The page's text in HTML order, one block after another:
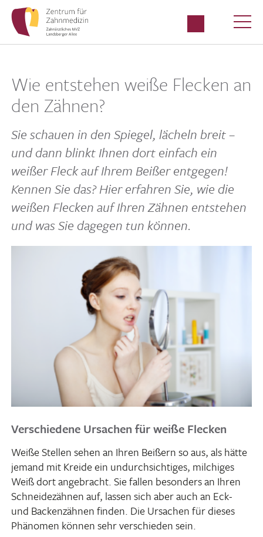
Wie entstehen weiße Flecken an
den Zähnen?
Sie schauen in den Spiegel, lächeln breit –
und dann blinkt Ihnen dort einfach ein
weißer Fleck auf Ihrem Beißer entgegen!
Kennen Sie das? Hier erfahren Sie, wie die
weißen Flecken auf Ihren Zähnen entstehen
und was Sie dagegen tun können.
Verschiedene Ursachen für weiße Flecken
Weiße Stellen sehen an Ihren Beißern so aus, als hätte
jemand mit Kreide ein undurch­sich­tiges, milchiges
Weiß dort ange­bracht. Sie fallen beson­ders an Ihren
Schnei­de­zähnen auf, lassen sich aber auch an Eck-
und Backen­zähnen finden. Die Ursa­chen für dieses
Phänomen können sehr verschieden sein.